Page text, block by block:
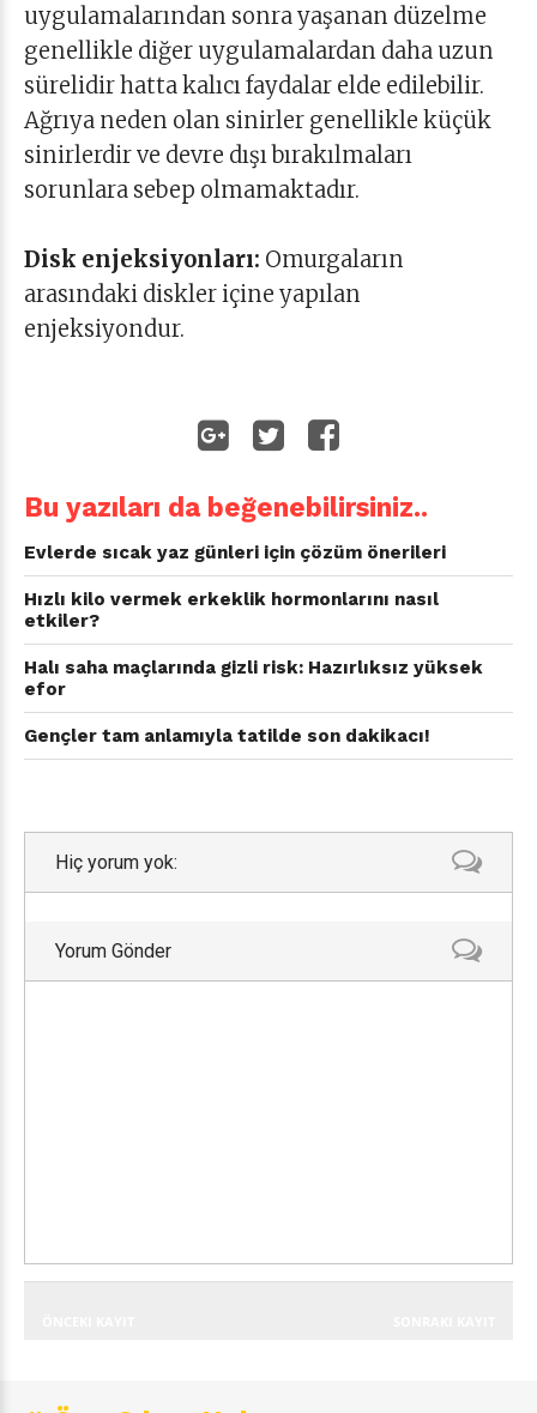
uygulamalarından sonra yaşanan düzelme
genellikle diğer uygulamalardan daha uzun
sürelidir hatta kalıcı faydalar elde edilebilir.
Ağrıya neden olan sinirler genellikle küçük
sinirlerdir ve devre dışı bırakılmaları
sorunlara sebep olmamaktadır.
Disk enjeksiyonları: Omurgaların
arasındaki diskler içine yapılan
enjeksiyondur.
Bu yazıları da beğenebilirsiniz..
Evlerde sıcak yaz günleri için çözüm önerileri
Hızlı kilo vermek erkeklik hormonlarını nasıl
etkiler?
Halı saha maçlarında gizli risk: Hazırlıksız yüksek
efor
Gençler tam anlamıyla tatilde son dakikacı!
Hiç yorum yok:
Yorum Gönder